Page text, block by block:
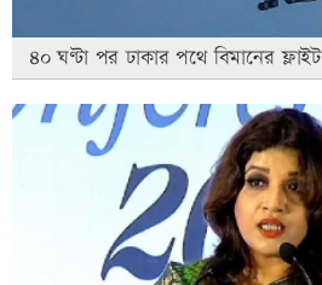
৪০ ঘণ্টা পর ঢাকার পথে বিমানের ফ্লাইট